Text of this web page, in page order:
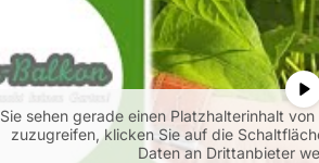
Sie sehen gerade einen Platzhalterinhalt von
zuzugreifen, klicken Sie auf die
Daten an Drittanbieter